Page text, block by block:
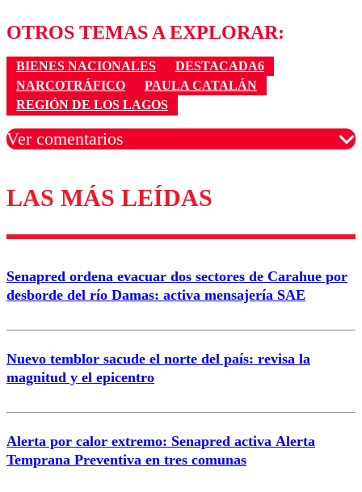
OTROS TEMAS A EXPLORAR:
BIENES NACIONALES
DESTACADA6
NARCOTRÁFICO
PAULA CATALÁN
REGIÓN DE LOS LAGOS
Ver comentarios
Los comentarios son moderados para garantizar un
diálogo respetuoso.
Nombre
Correo
LAS MÁS LEÍDAS
Senapred ordena evacuar dos sectores de Carahue por
desborde del río Damas: activa mensajería SAE
Nuevo temblor sacude el norte del país: revisa la
magnitud y el epicentro
Alerta por calor extremo: Senapred activa Alerta
Temprana Preventiva en tres comunas